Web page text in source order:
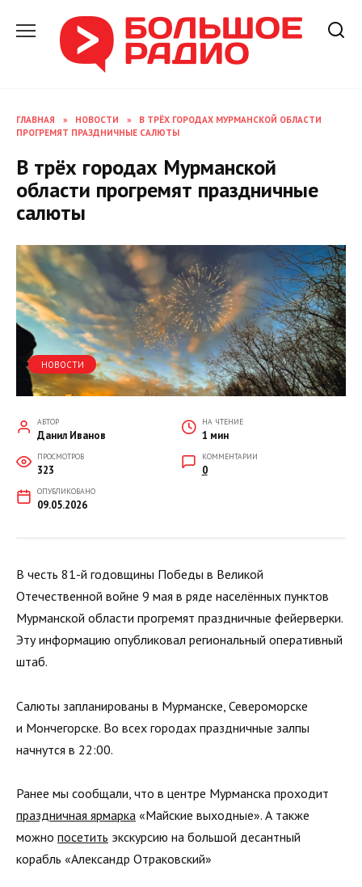
содержанию
ГЛАВНАЯ » НОВОСТИ »
В ТРЁХ ГОРОДАХ МУРМАНСКОЙ ОБЛАСТИ
ПРОГРЕМЯТ ПРАЗДНИЧНЫЕ САЛЮТЫ
В трёх городах Мурманской
области прогремят праздничные
салюты
НОВОСТИ
АВТОР
Данил Иванов
НА ЧТЕНИЕ
1 мин
ПРОСМОТРОВ
323
КОММЕНТАРИИ
0
ОПУБЛИКОВАНО
09.05.2026
В честь 81-й годовщины Победы в Великой
Отечественной войне 9 мая в ряде населённых пунктов
Мурманской области прогремят праздничные фейерверки.
Эту информацию опубликовал региональный оперативный
штаб.
Салюты запланированы в Мурманске, Североморске
и Мончегорске. Во всех городах праздничные залпы
начнутся в 22:00.
Ранее мы сообщали, что в центре Мурманска проходит
праздничная ярмарка «Майские выходные». А также
можно посетить экскурсию на большой десантный
корабль «Александр Отраковский»